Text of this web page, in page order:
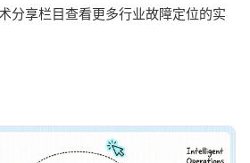
分享栏目查看更多行业故障定位的实